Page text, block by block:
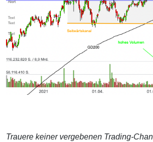
Trauere keiner vergebenen Trading-